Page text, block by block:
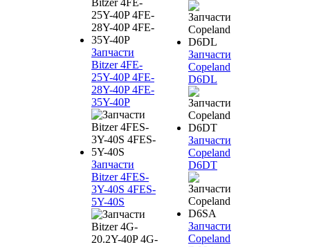
Запчасти
Bitzer 4FE-
25Y-40P 4FE-
28Y-40P 4FE-
35Y-40P
Запчасти
Bitzer 4FES-
3Y-40S 4FES-
5Y-40S
Запчасти
Copeland
D6DL
Запчасти
Copeland
D6DT
Запчасти
Copeland